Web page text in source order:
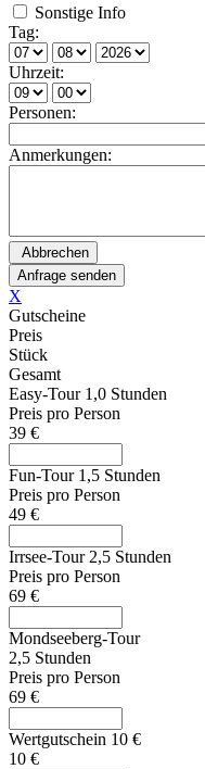
Sonstige Info
Tag:
Uhrzeit:
Personen:
Anmerkungen:
X
Gutscheine
Preis
Stück
Gesamt
Easy-Tour 1,0 Stunden
Preis pro Person
39 €
Fun-Tour 1,5 Stunden
Preis pro Person
49 €
Irrsee-Tour 2,5 Stunden
Preis pro Person
69 €
Mondseeberg-Tour
2,5 Stunden
Preis pro Person
69 €
Wertgutschein 10 €
10 €